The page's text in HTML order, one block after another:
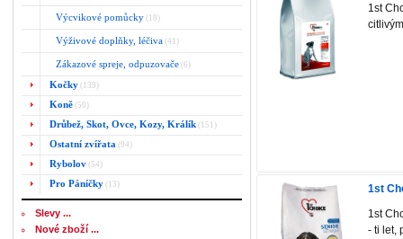
Výcvikové pomůcky (18)
Výživové doplňky, léčiva (41)
Zákazové spreje, odpuzovače (6)
Kočky (139)
Koně (50)
Drůbež, Skot, Ovce, Kozy, Králík (151)
Ostatní zvířata (94)
Rybolov (54)
Pro Páníčky (13)
Slevy ...
Nové zboží ...
1st
1st
1st
- ti let,